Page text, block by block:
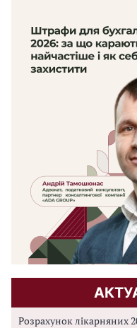
Розрахунок лікарняних